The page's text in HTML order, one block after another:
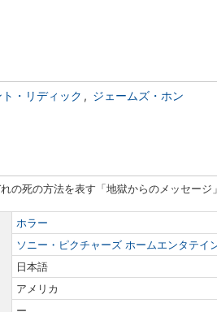
・リディック
ジェームズ・ホン
死の方法を表す「地獄からのメッセージ
ホラー
ソニー・ピクチャーズ ホームエンタテイ
日本語
アメリカ